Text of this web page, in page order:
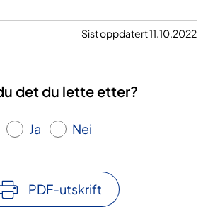
Sist oppdatert 11.10.2022
det du lette etter?
Ja Nei
PDF-utskrift